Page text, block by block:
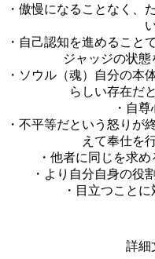
・傲慢になることなく、
・自己認知を進めること
ジャッジの状
・ソウル（魂）自分の本
らしい存在だ
・自
・不平等だという怒りが
えて奉仕を
・他者に同じを求
・より自分自身の役
・目立つこと
詳細